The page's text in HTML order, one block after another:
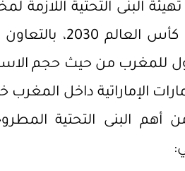
البنى التحتية اللازمة
لاسيما مع استضافة فعاليات
للمغرب من حيث حجم
الإماراتية داخل
أهم البنى التحتية